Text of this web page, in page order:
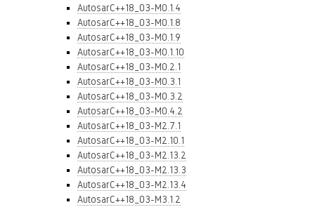
AutosarC++18_03-M0.1.4
AutosarC++18_03-M0.1.8
AutosarC++18_03-M0.1.9
AutosarC++18_03-M0.1.10
AutosarC++18_03-M0.2.1
AutosarC++18_03-M0.3.1
AutosarC++18_03-M0.3.2
AutosarC++18_03-M0.4.2
AutosarC++18_03-M2.7.1
AutosarC++18_03-M2.10.1
AutosarC++18_03-M2.13.2
AutosarC++18_03-M2.13.3
AutosarC++18_03-M2.13.4
AutosarC++18_03-M3.1.2